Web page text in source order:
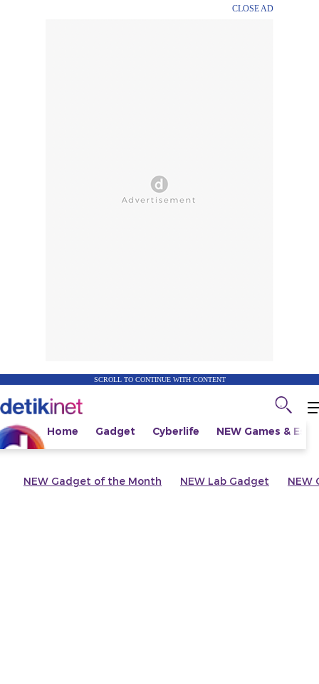
CLOSE AD
SCROLL TO CONTINUE WITH CONTENT
Home Gadget Cyberlife NEW Games &
NEW Gadget of the Month NEW Lab Gadget NEW